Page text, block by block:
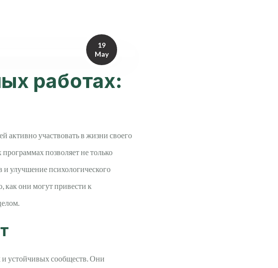
19
May
работах:
участвовать в жизни своего
позволяет не только
улучшение психологического
как они могут привести к
устойчивых сообществ. Они